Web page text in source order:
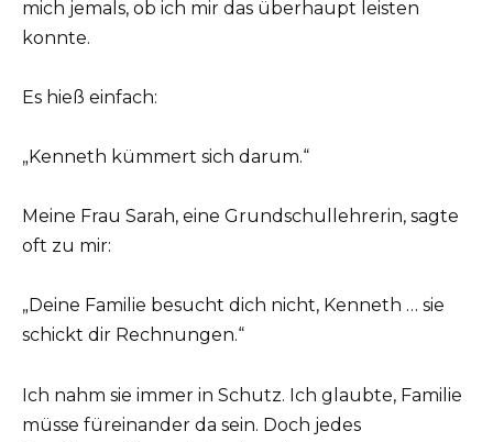
mich jemals, ob ich mir das überhaupt leisten
konnte.
Es hieß einfach:
„Kenneth kümmert sich darum.“
Meine Frau Sarah, eine Grundschullehrerin, sagte
oft zu mir:
„Deine Familie besucht dich nicht, Kenneth … sie
schickt dir Rechnungen.“
Ich nahm sie immer in Schutz. Ich glaubte, Familie
müsse füreinander da sein. Doch jedes